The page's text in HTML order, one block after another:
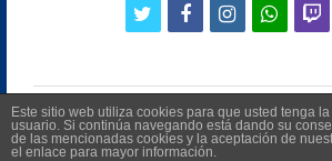
twitterfacebookinstagram
©2026 Radio Televisión Municipal de
Este sitio web utiliza cookies para que usted tenga
usuario. Si continúa navegando está dando su
de las mencionadas cookies y la aceptación de
el enlace para mayor información.